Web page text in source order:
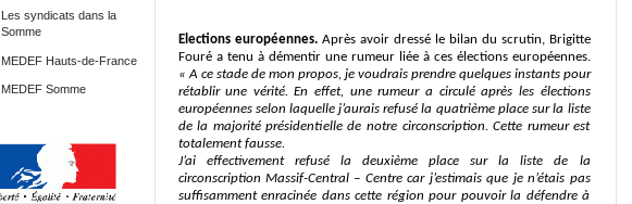
Les syndicats dans la
Somme
MEDEF Hauts-de-France
MEDEF Somme
Elections européennes. Après avoir dressé le bilan du scrutin, Brigitte
Fouré a tenu à démentir une rumeur liée à ces élections européennes.
«A ce stade de mon propos, je voudrais prendre quelques instants pour
rétablir une vérité.En effet, une rumeur a circulé après les élections
européennes selon laquelle j’aurais refusé la quatrième place sur la liste
de la majorité présidentielle de notre circonscription. Cette rumeur est
totalement fausse.
J’ai effectivement refusé la deuxième place sur la liste de la
circonscription Massif-Central – Centre car j’estimais que je n’étais pas
suffisamment enracinée dans cette région pour pouvoir la défendre à